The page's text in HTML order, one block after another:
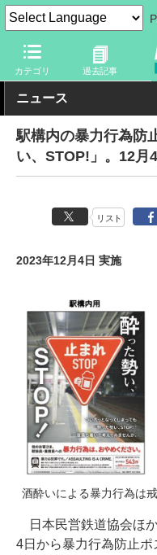
カテゴリ 過去記事
トラベル Watch 企業・政
ニュース
駅構内の暴力行為防
い、STOP!」。12月
リスト
2023年12月4日 実施
酒酔いによる暴力行為は
日本民営鉄道協会ほ
4日から暴力行為防止ポ